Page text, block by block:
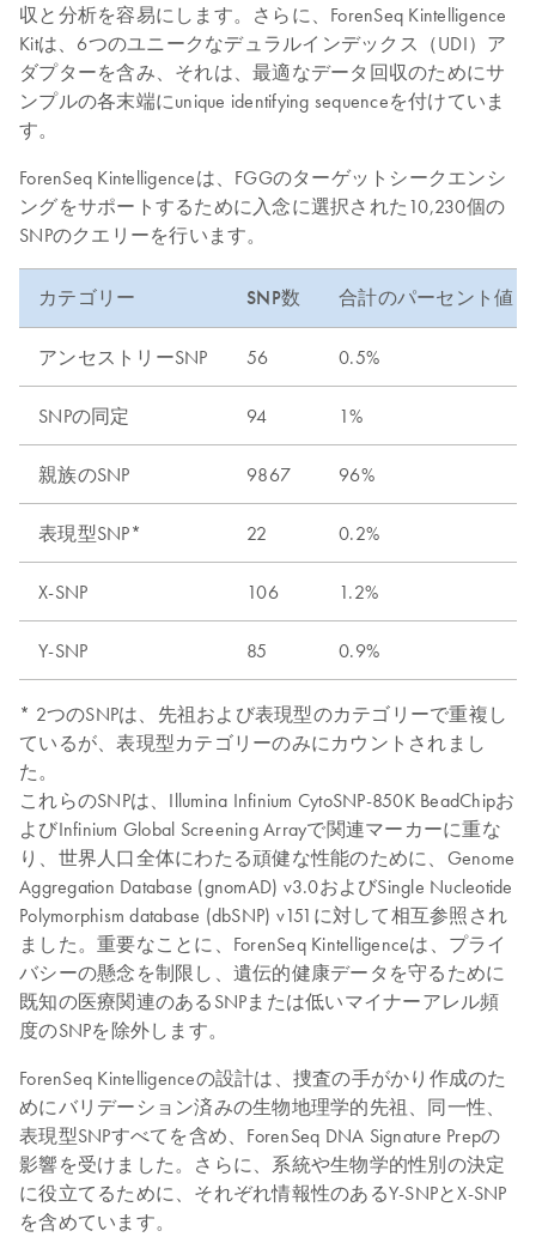
収と分析を容易にします。さらに、ForenSeq Kintelligence
Kitは、6つのユニークなデュラルインデックス（UDI）ア
ダプターを含み、それは、最適なデータ回収のためにサ
ンプルの各末端にunique identifying sequenceを付けていま
す。
ForenSeq Kintelligenceは、FGGのターゲットシークエンシ
ングをサポートするために入念に選択された10,230個の
SNPのクエリーを行います。
カテゴリー SNP数 合計のパーセント値
アンセストリーSNP 56 0.5%
SNPの同定 94 1%
親族のSNP 9867 96%
表現型SNP* 22 0.2%
X-SNP 106 1.2%
Y-SNP 85 0.9%
* 2つのSNPは、先祖および表現型のカテゴリーで重複し
ているが、表現型カテゴリーのみにカウントされまし
た。
これらのSNPは、Illumina Infinium CytoSNP-850K BeadChipお
よびInfinium Global Screening Arrayで関連マーカーに重な
り、世界人口全体にわたる頑健な性能のために、Genome
Aggregation Database (gnomAD) v3.0およびSingle Nucleotide
Polymorphism database (dbSNP) v151に対して相互参照され
ました。重要なことに、ForenSeq Kintelligenceは、プライ
バシーの懸念を制限し、遺伝的健康データを守るために
既知の医療関連のあるSNPまたは低いマイナーアレル頻
度のSNPを除外します。
ForenSeq Kintelligenceの設計は、捜査の手がかり作成のた
めにバリデーション済みの生物地理学的先祖、同一性、
表現型SNPすべてを含め、ForenSeq DNA Signature Prepの
影響を受けました。さらに、系統や生物学的性別の決定
に役立てるために、それぞれ情報性のあるY-SNPとX-SNP
を含めています。